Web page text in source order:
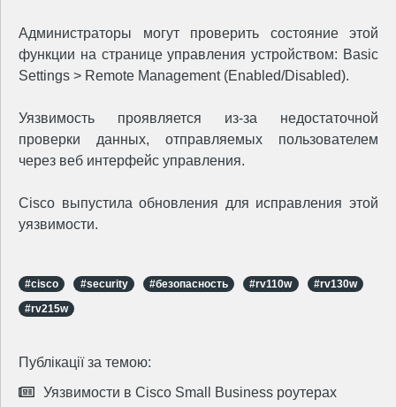
Администраторы могут проверить состояние этой
функции на странице управления устройством: Basic
Settings > Remote Management (Enabled/Disabled).
Уязвимость проявляется из-за недостаточной
проверки данных, отправляемых пользователем
через веб интерфейс управления.
Cisco выпустила обновления для исправления этой
уязвимости.
#cisco #security #безопасность #rv110w
#rv130w
#rv215w
Публікації за темою:
Уязвимости в Cisco Small Business роутерах